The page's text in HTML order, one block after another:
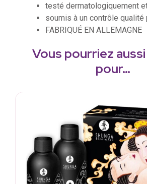
testé dermatologiquement
soumis à un contrôle qualité
FABRIQUÉ EN ALLEMAGNE
Vous pourriez
pour…